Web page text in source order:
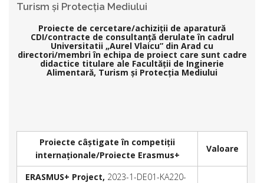
Turism și Protecția Mediului
Proiecte de cercetare/achiziții de aparatură
CDI/contracte de consultanță derulate în cadrul
Universitatii „Aurel Vlaicu” din Arad cu
directori/membri în echipa de proiect care sunt cadre
didactice titulare ale Facultății de Inginerie
Alimentară, Turism și Protecția Mediului
Proiecte câștigate în competiții
internaționale/Proiecte Erasmus+
Valoare
ERASMUS+ Project, 2023-1-DE01-KA220-